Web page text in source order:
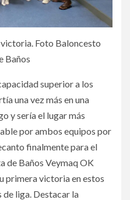
Foto Baloncesto
Baños
superior a los
una vez más en una
y sería el lugar más
por ambos equipos por
finalmente para el
de Baños Veymaq OK
primera victoria en estos
liga. Destacar la